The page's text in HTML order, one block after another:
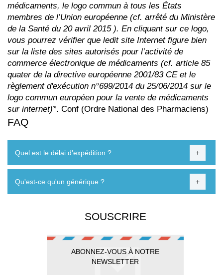
médicaments, le logo commun à tous les États
membres de l’Union européenne (cf. arrêté du Ministère
de la Santé du 20 avril 2015 ). En cliquant sur ce logo,
vous pourrez vérifier que ledit site Internet figure bien
sur la liste des sites autorisés pour l’activité de
commerce électronique de médicaments (cf. article 85
quater de la directive européenne 2001/83 CE et le
règlement d'exécution n°699/2014 du 25/06/2014 sur le
logo commun européen pour la vente de médicaments
sur internet)*. Conf (Ordre National des Pharmaciens)
FAQ
Quel est le délai d'expédition ? +
Qu'est-ce qu'un générique ? +
SOUSCRIRE
ABONNEZ-VOUS À NOTRE
NEWSLETTER